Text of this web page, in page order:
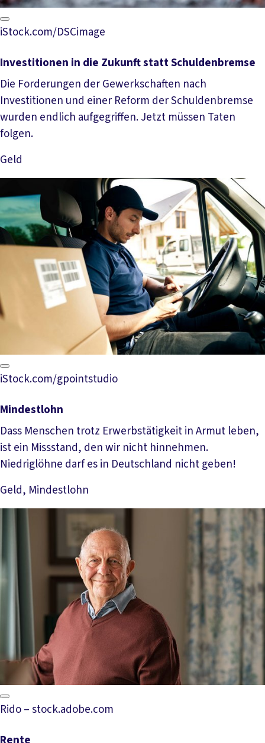
iStock.com/DSCimage
Investitionen in die Zukunft statt Schuldenbremse
Die Forderungen der Gewerkschaften nach
Investitionen und einer Reform der Schuldenbremse
wurden endlich aufgegriffen. Jetzt müssen Taten
folgen.
Geld
iStock.com/gpointstudio
Mindestlohn
Dass Menschen trotz Erwerbstätigkeit in Armut leben,
ist ein Missstand, den wir nicht hinnehmen.
Niedriglöhne darf es in Deutschland nicht geben!
Geld, Mindestlohn
Mehr lesen
Rido – stock.adobe.com